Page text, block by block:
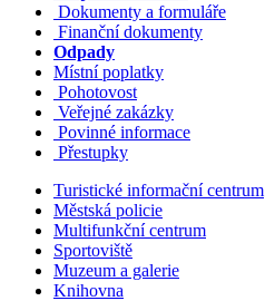
Dokumenty a formuláře
Finanční dokumenty
Odpady
Místní poplatky
Pohotovost
Veřejné zakázky
Povinné informace
Přestupky
Turistické informační centrum
Městská policie
Multifunkční centrum
Sportoviště
Muzeum a galerie
Knihovna